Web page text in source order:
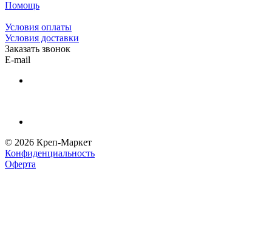
Помощь
Условия оплаты
Условия доставки
Заказать звонок
E-mail
© 2026 Креп-Маркет
Конфиденциальность
Оферта